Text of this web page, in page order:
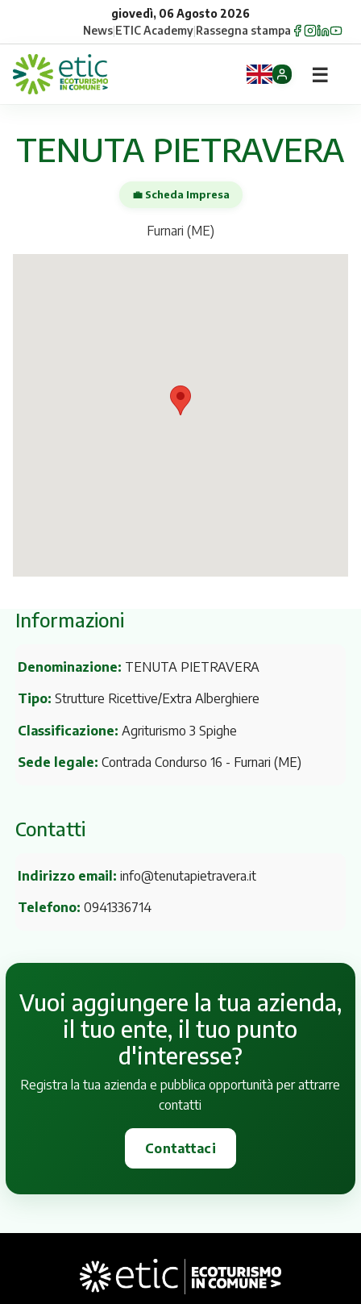
giovedì, 06 Agosto 2026
News|ETIC Academy|Rassegna stampa
Opportunità
☰
TENUTA PIETRAVERA
💼 Scheda Impresa
Furnari (ME)
Informazioni
Denominazione: TENUTA PIETRAVERA
Tipo: Strutture Ricettive/Extra Alberghiere
Classificazione: Agriturismo 3 Spighe
Sede legale: Contrada Condurso 16 - Furnari (ME)
Contatti
Indirizzo email: info@tenutapietravera.it
Telefono: 0941336714
Vuoi aggiungere la tua azienda,
il tuo ente, il tuo punto
d'interesse?
Registra la tua azienda e pubblica opportunità per attrarre
contatti
Contattaci